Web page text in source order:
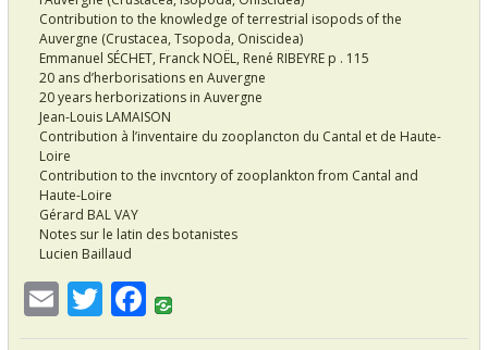
Contribution to the knowledge of terrestrial isopods of the
Auvergne (Crustacea, Tsopoda, Oniscidea)
Emmanuel SÉCHET, Franck NOËL, René RIBEYRE p . 115
20 ans d’herborisations en Auvergne
20 years herborizations in Auvergne
Jean-Louis LAMAISON
Contribution à l’inventaire du zooplancton du Cantal et de Haute-
Loire
Contribution to the invcntory of zooplankton from Cantal and
Haute-Loire
Gérard BAL VAY
Notes sur le latin des botanistes
Lucien Baillaud
E T F